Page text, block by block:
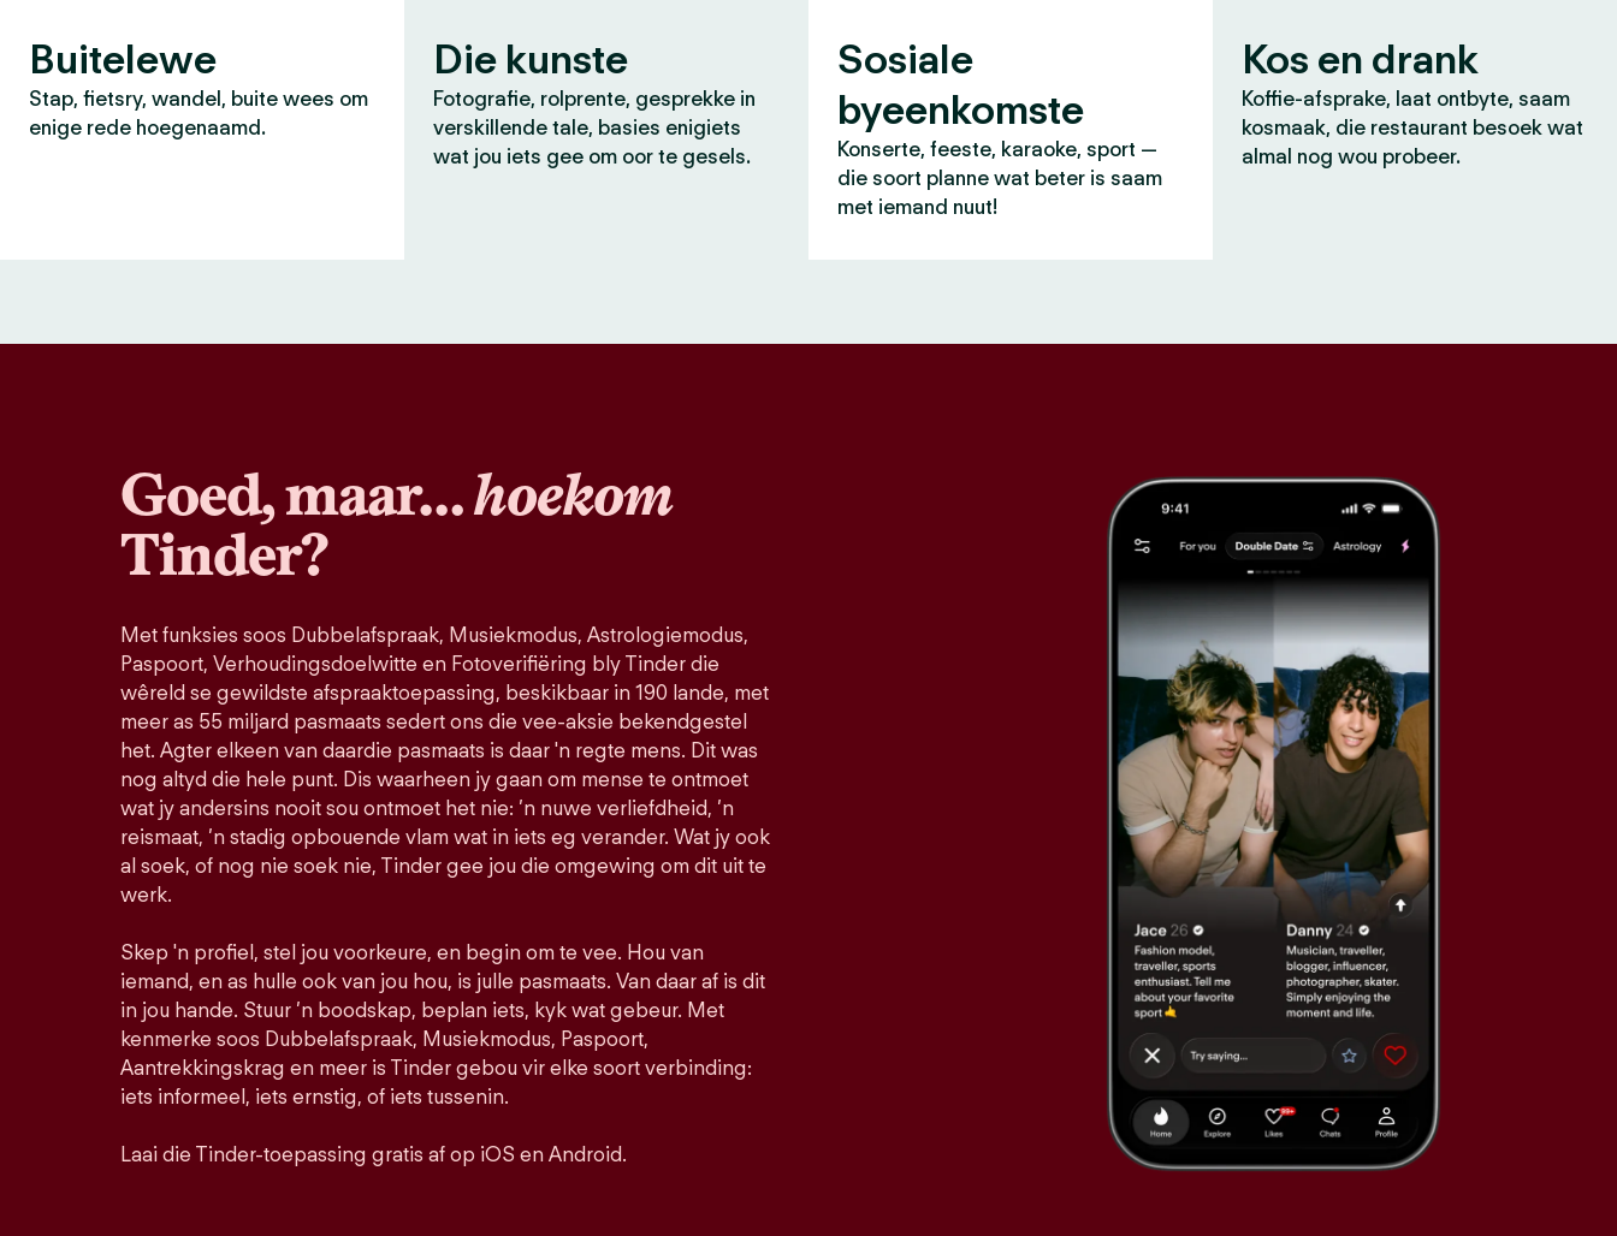
Buitelewe
Stap, fietsry, wandel, buite wees om
enige rede hoegenaamd.
Die kunste
Fotografie, rolprente, gesprekke in
verskillende tale, basies enigiets
wat jou iets gee om oor te gesels.
Sosiale
byeenkomste
Konserte, feeste, karaoke, sport —
die soort planne wat beter is saam
met iemand nuut!
Kos en drank
Koffie-afsprake, laat ontbyte, saam
kosmaak, die restaurant besoek wat
almal nog wou probeer.
Goed, maar…hoekom
Tinder?
Met funksies soos Dubbelafspraak, Musiekmodus, Astrologiemodus,
Paspoort, Verhoudingsdoelwitte en Fotoverifiëring bly Tinder die
wêreld se gewildste afspraaktoepassing, beskikbaar in 190 lande, met
meer as 55 miljard pasmaats sedert ons die vee-aksie bekendgestel
het. Agter elkeen van daardie pasmaats is daar 'n regte mens. Dit was
nog altyd die hele punt. Dis waarheen jy gaan om mense te ontmoet
wat jy andersins nooit sou ontmoet het nie: ’n nuwe verliefdheid, ’n
reismaat, ’n stadig opbouende vlam wat in iets eg verander. Wat jy ook
al soek, of nog nie soek nie, Tinder gee jou die omgewing om dit uit te
werk.
Skep 'n profiel, stel jou voorkeure, en begin om te vee. Hou van
iemand, en as hulle ook van jou hou, is julle pasmaats. Van daar af is dit
in jou hande. Stuur ’n boodskap, beplan iets, kyk wat gebeur. Met
kenmerke soos Dubbelafspraak, Musiekmodus, Paspoort,
Aantrekkingskrag en meer is Tinder gebou vir elke soort verbinding:
iets informeel, iets ernstig, of iets tussenin.
Laai die Tinder-toepassing gratis af op iOS en Android.